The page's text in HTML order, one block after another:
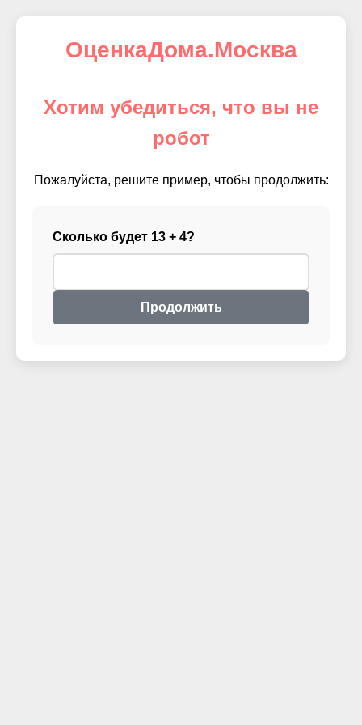
ОценкаДома.Москва
Хотим убедиться, что вы не
робот
Пожалуйста, решите пример, чтобы продолжить:
Сколько будет 13 + 4?
Продолжить